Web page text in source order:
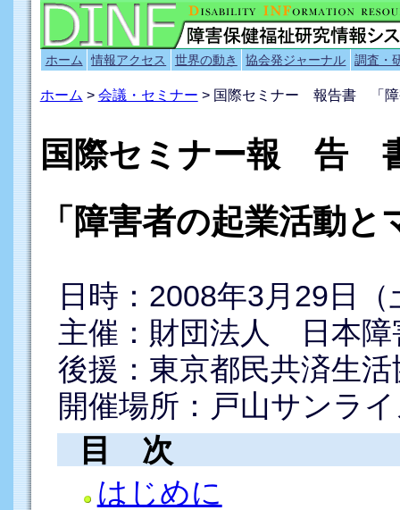
ホーム 情報アクセス 世界の動き 協会発ジャーナル 調査・
ホーム > 会議・セミナー > 国際セミナー 報告書 「障
国際セミナー報 告
「障害者の起業活動
日時：2008年3月29日
主催：財団法人 日本障
後援：東京都民共済生
開催場所：戸山サンラ
目 次
はじめに